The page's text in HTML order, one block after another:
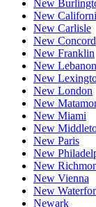
New
New
New Carlisle
New Concord
New Franklin
New Lebanon
New
New London
New
New Miami
New
New Paris
New
New
New Vienna
New
Newark